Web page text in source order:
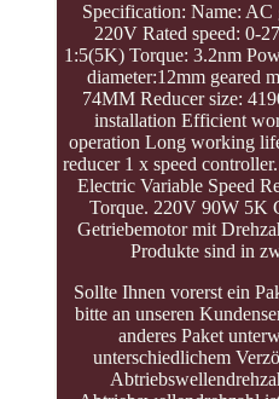
Specification: Name: AC
220V Rated speed: 0-
1:5(5K) Torque: 3.2nm
diameter:12mm geared
74MM Reducer size:
installation Efficient
operation Long working
reducer 1 x speed
Electric Variable Speed
Torque. 220V 90W 5K
Getriebemotor mit
Produkte sind in
Sollte Ihnen vorerst ein
bitte an unseren
anderes Paket
unterschiedlichem